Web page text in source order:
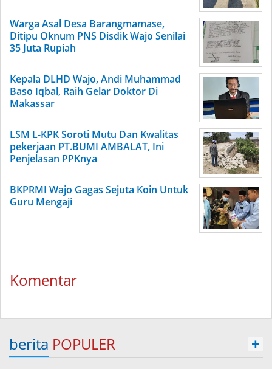
Warga Asal Desa Barangmamase,
Ditipu Oknum PNS Disdik Wajo Senilai
35 Juta Rupiah
Kepala DLHD Wajo, Andi Muhammad
Baso Iqbal, Raih Gelar Doktor Di
Makassar
LSM L-KPK Soroti Mutu Dan Kwalitas
pekerjaan PT.BUMI AMBALAT, Ini
Penjelasan PPKnya
BKPRMI Wajo Gagas Sejuta Koin Untuk
Guru Mengaji
Komentar
berita POPULER +